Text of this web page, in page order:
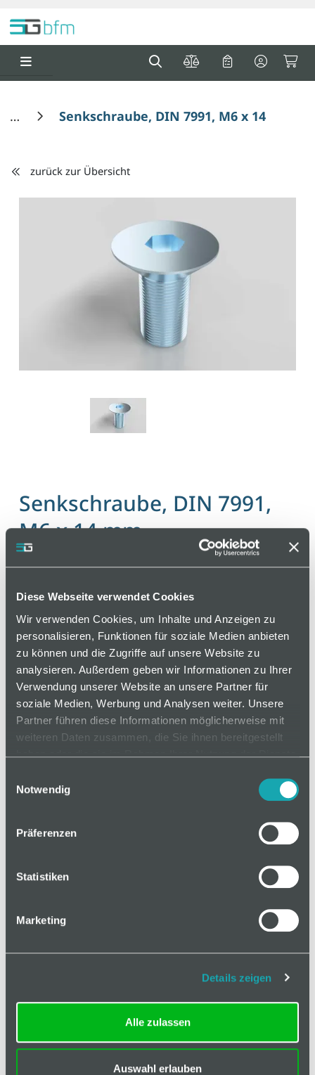
Diese Webseite verwendet Cookies
Wir verwenden Cookies, um Inhalte und Anzeigen zu
personalisieren, Funktionen für soziale Medien anbieten
zu können und die Zugriffe auf unsere Website zu
analysieren. Außerdem geben wir Informationen zu Ihrer
Verwendung unserer Website an unsere Partner für
soziale Medien, Werbung und Analysen weiter. Unsere
Partner führen diese Informationen möglicherweise mit
weiteren Daten zusammen, die Sie ihnen bereitgestellt
haben oder die sie im Rahmen Ihrer Nutzung der Dienste
Notwendig
Präferenzen
Statistiken
Marketing
Details zeigen
Alle zulassen
Auswahl erlauben
Senkschraube, DIN 7991, M6 x 14 mm
zurück zur Übersicht
Senkschraube, DIN 7991,
M6 x 14 mm
Artikelnummer 110000092 / Alte Materialnummer:
Normschraube
auf Anfrage
Mindestbestellmenge: 1
DIN 7991
verzinkt